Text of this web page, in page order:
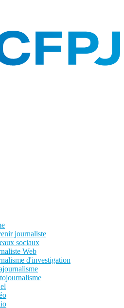
journaliste
sociaux
Web
d'investigation